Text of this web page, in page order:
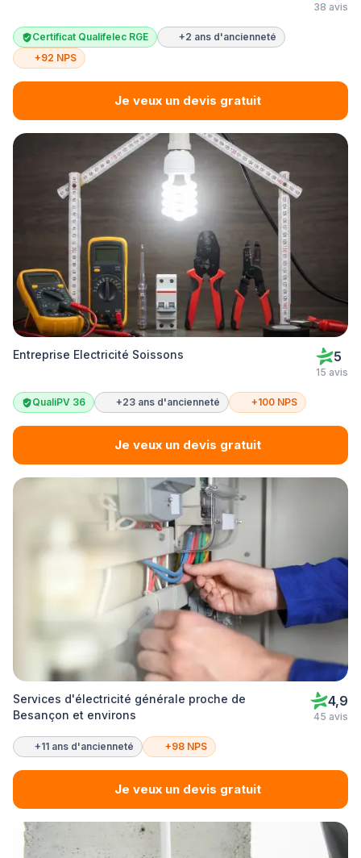
38 avis
Certificat Qualifelec RGE
+2 ans d'ancienneté
+92 NPS
Je veux un devis gratuit
Entreprise Electricité Soissons 5
15 avis
QualiPV 36 +23 ans d'ancienneté +100 NPS
Je veux un devis gratuit
Services d'électricité générale proche de
Besançon et environs
4,9
45 avis
+11 ans d'ancienneté +98 NPS
Je veux un devis gratuit